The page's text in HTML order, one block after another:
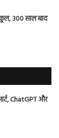
300 साल बाद
ChatGPT और